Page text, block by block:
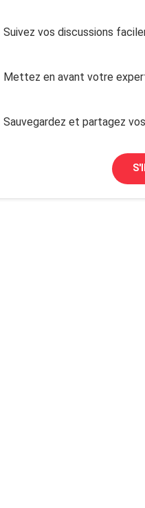
Suivez vos discussions
Mettez en avant votre
Sauvegardez et partagez